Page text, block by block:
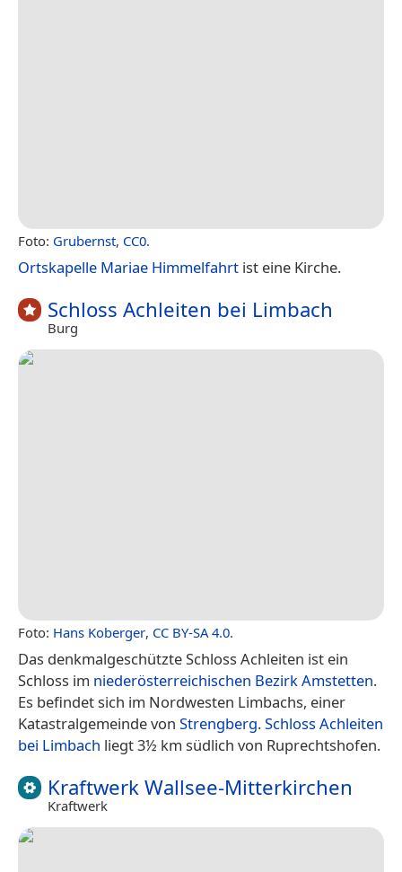
Foto: Grubernst, CC0.
Ortskapelle Mariae Himmelfahrt ist eine Kirche.
Schloss Achleiten bei Limbach
Burg
Foto: Hans Koberger, CC BY-SA 4.0.
Das denkmalgeschützte Schloss Achleiten ist ein
Schloss im niederösterreichischen Bezirk Amstetten.
Es befindet sich im Nordwesten Limbachs, einer
Katastralgemeinde von Strengberg.Schloss Achleiten
bei Limbach liegt 3½ km südlich von Ruprechtshofen.
Kraftwerk Wallsee-Mitterkirchen
Kraftwerk